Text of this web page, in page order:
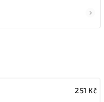
251 Kč